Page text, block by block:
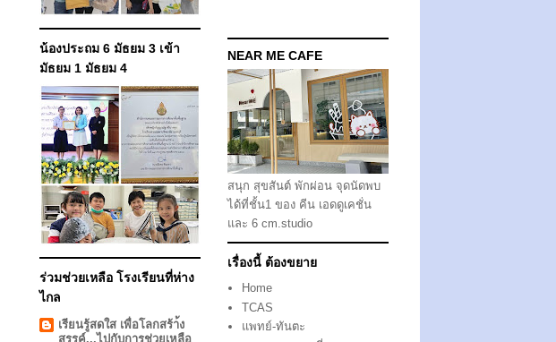
น้องประถม 6 มัธยม 3 เข้า
มัธยม 1 มัธยม 4
ร่วมช่วยเหลือ โรงเรียนที่ห่าง
ไกล
เรียนรู้สดใส เพื่อโลกสร้า้ง
สรรค์...ไปกับการช่วยเหลือ
NEAR ME CAFE
สนุก สุขสันต์ พักผ่อน จุดนัดพบ
ได้ที่ชั้น1 ของ คีน เอดดูเคชั่น
และ 6 cm.studio
เรื่องนี้ ต้องขยาย
Home
TCAS
แพทย์-ทันตะ